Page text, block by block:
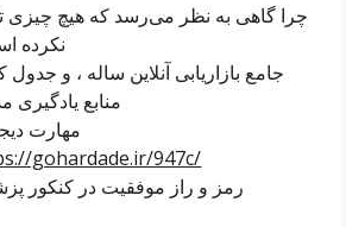
چرا گاهی به نظر می‌رسد که هیچ چیزی
نکرده
جامع بازاریابی آنلاین ساله ، و جدول
منابع یادگیری
مهارت
gohardade.ir/947c/
رمز و راز موفقیت در کنکور